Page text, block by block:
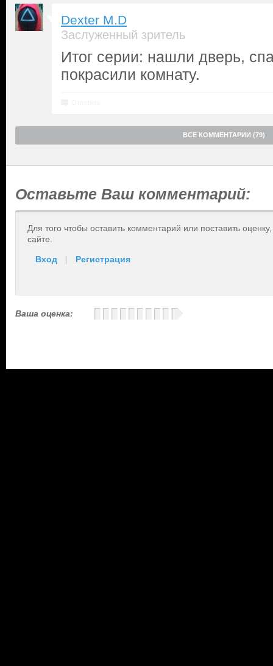
Dexter M.D
Заслуженный зритель
Итог серии: нашли дверь,
покрасили комнату.
ВСЕ КОММЕНТАРИИ (79)
Оставьте Ваш комментарий:
Для того чтобы оставить комментарий или поставить
сайте.
Вход | Регистрация
Ваша оценка: